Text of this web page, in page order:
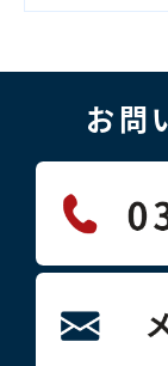
お問